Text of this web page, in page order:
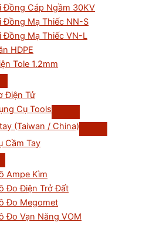
Đồng Cáp Ngầm 30KV
Đồng Mạ Thiếc NN-S
Đồng Mạ Thiếc VN-L
HDPE
Tole 1.2mm
Điện Tử
Cụ Tools
(Taiwan / China)
Cầm Tay
Ampe Kìm
Đo Điện Trở Đất
Đo Megomet
Đo Vạn Năng VOM